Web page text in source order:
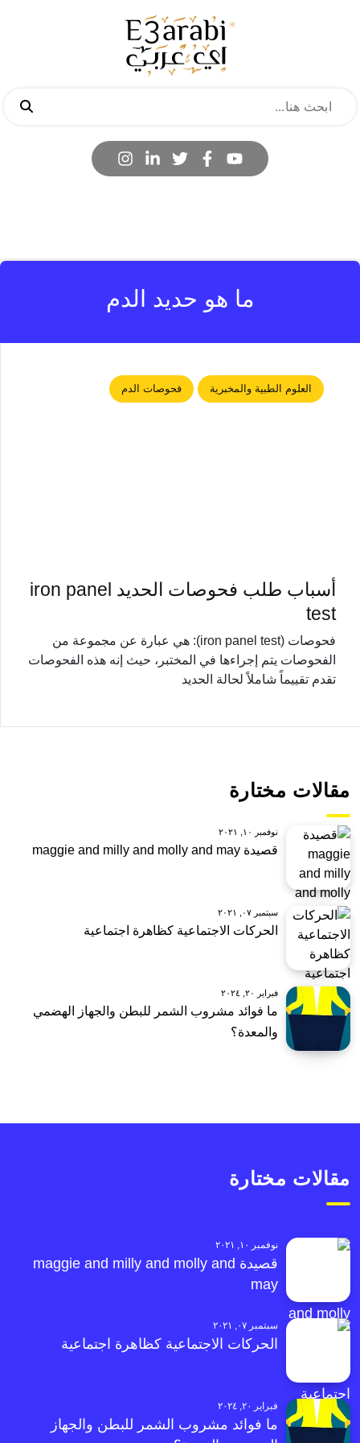
ما هو حديد الدم
العلوم الطبية والمخبرية فحوصات الدم
أسباب طلب فحوصات الحديد iron panel
test
فحوصات (iron panel test): هي عبارة عن مجموعة من
الفحوصات يتم إجراءها في المختبر، حيث إنه هذه الفحوصات
تقدم تقييماً شاملاً لحالة الحديد
مقالات مختارة
نوفمبر ١٠, ٢٠٢١
قصيدة maggie and milly and molly and may
سبتمبر ٠٧, ٢٠٢١
الحركات الاجتماعية كظاهرة اجتماعية
فبراير ٢٠, ٢٠٢٤
ما فوائد مشروب الشمر للبطن والجهاز الهضمي
والمعدة؟
مقالات مختارة
نوفمبر ١٠, ٢٠٢١
قصيدة maggie and milly and molly and
may
سبتمبر ٠٧, ٢٠٢١
الحركات الاجتماعية كظاهرة اجتماعية
فبراير ٢٠, ٢٠٢٤
ما فوائد مشروب الشمر للبطن والجهاز